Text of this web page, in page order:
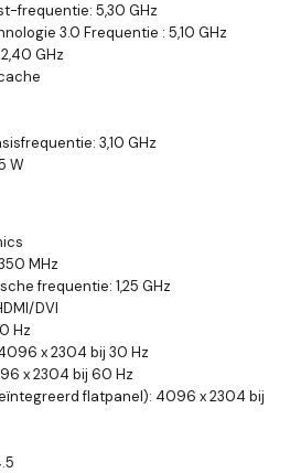
frequentie: 5,30 GHz
3.0 Frequentie : 5,10 GHz
GHz
3,10 GHz
W
MHz
frequentie: 1,25 GHz
DVI
Hz
x 2304 bij 30 Hz
x 2304 bij 60 Hz
flatpanel): 4096 x 2304 bij